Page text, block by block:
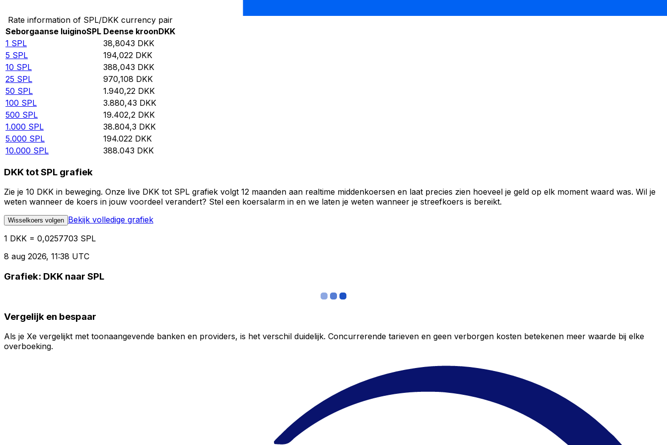
Rate information of SPL/DKK currency pair
Seborgaanse luiginoSPL Deense kroonDKK
1 SPL 38,8043 DKK
5 SPL 194,022 DKK
10 SPL 388,043 DKK
25 SPL 970,108 DKK
50 SPL 1.940,22 DKK
100 SPL 3.880,43 DKK
500 SPL 19.402,2 DKK
1.000 SPL 38.804,3 DKK
5.000 SPL 194.022 DKK
10.000 SPL 388.043 DKK
DKK tot SPL grafiek
Zie je 10 DKK in beweging. Onze live DKK tot SPL grafiek volgt 12 maanden aan realtime middenkoersen en laat precies zien hoeveel je geld op elk moment waard was. Wil je
weten wanneer de koers in jouw voordeel verandert? Stel een koersalarm in en we laten je weten wanneer je streefkoers is bereikt.
Wisselkoers volgen Bekijk volledige grafiek
1 DKK = 0,0257703 SPL
8 aug 2026, 11:38 UTC
Grafiek: DKK naar SPL
Vergelijk en bespaar
Als je Xe vergelijkt met toonaangevende banken en providers, is het verschil duidelijk. Concurrerende tarieven en geen verborgen kosten betekenen meer waarde bij elke
overboeking.